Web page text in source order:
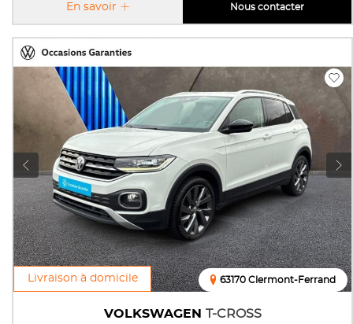
En savoir Nous contacter
Livraison à domicile
VOLKSWAGEN T-CROSS
63170 Clermont-Ferrand